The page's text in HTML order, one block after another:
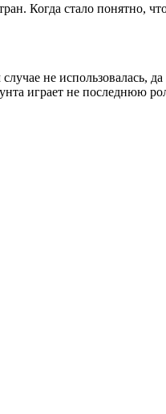
Когда стало понятно,
не использовалась,
играет не последнюю